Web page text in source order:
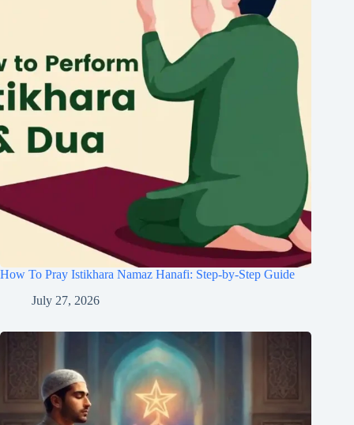
How To Pray Istikhara Namaz Hanafi: Step-by-Step Guide
July 27, 2026